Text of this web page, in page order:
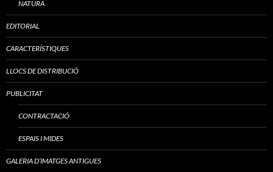
NATURA
EDITORIAL
CARACTERÍSTIQUES
LLOCS DE DISTRIBUCIÓ
PUBLICITAT
CONTRACTACIÓ
ESPAIS I MIDES
GALERIA D’IMATGES ANTIGUES